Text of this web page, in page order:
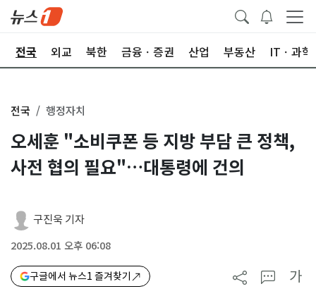
전국 외교 북한 금융ㆍ증권 산업 부동산 ITㆍ과학
전국 행정자치
오세훈 "소비쿠폰 등 지방 부담 큰 정책,
사전 협의 필요"…대통령에 건의
구진욱 기자
2025.08.01 오후 06:08
구글에서 뉴스1 즐겨찾기 가